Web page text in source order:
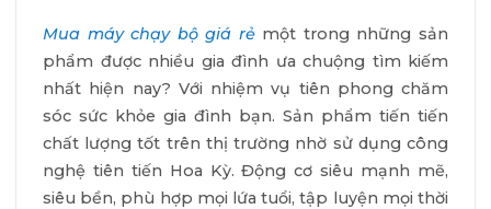
Mua máy chạy bộ giá rẻmột trong những sản
phẩm được nhiều gia đình ưa chuộng tìm kiếm
nhất hiện nay? Với nhiệm vụ tiên phong chăm
sóc sức khỏe gia đình bạn. Sản phẩm tiến tiến
chất lượng tốt trên thị trường nhờ sử dụng công
nghệ tiên tiến Hoa Kỳ. Động cơ siêu mạnh mẽ,
siêu bền, phù hợp mọi lứa tuổi, tập luyện mọi thời